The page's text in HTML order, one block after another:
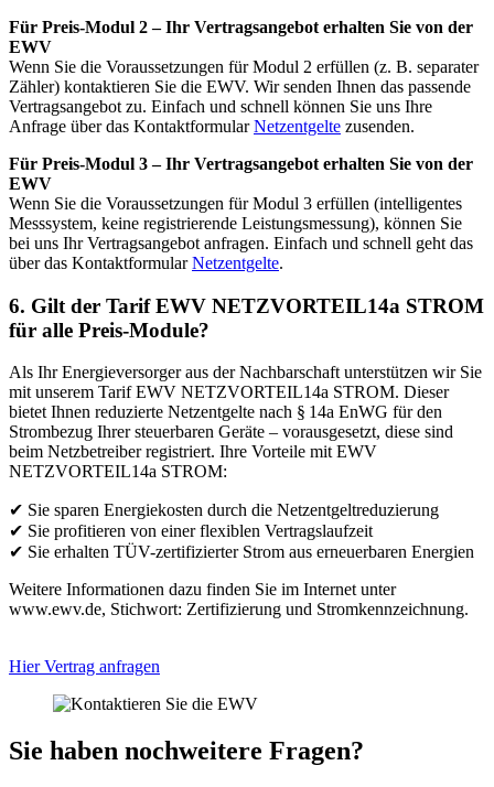
Für Preis-Modul 2 – Ihr Vertragsangebot erhalten Sie von der
EWV
Wenn Sie die Voraussetzungen für Modul 2 erfüllen (z. B. separater
Zähler) kontaktieren Sie die EWV. Wir senden Ihnen das passende
Vertragsangebot zu. Einfach und schnell können Sie uns Ihre
Anfrage über das KontaktformularNetzentgelte zusenden.
Für Preis-Modul 3 – Ihr Vertragsangebot erhalten Sie von der
EWV
Wenn Sie die Voraussetzungen für Modul 3 erfüllen (intelligentes
Messsystem, keine registrierende Leistungsmessung), können Sie
bei uns Ihr Vertragsangebot anfragen. Einfach und schnell geht das
über das KontaktformularNetzentgelte.
6. Gilt der Tarif EWV NETZVORTEIL14a STROM
für alle Preis-Module?
Als Ihr Energieversorger aus der Nachbarschaft unterstützen wir Sie
mit unserem Tarif EWV NETZVORTEIL14a STROM. Dieser
bietet Ihnen reduzierte Netzentgelte nach § 14a EnWG für den
Strombezug Ihrer steuerbaren Geräte – vorausgesetzt, diese sind
beim Netzbetreiber registriert. Ihre Vorteile mit EWV
NETZVORTEIL14a STROM:
✔ Sie sparen Energiekosten durch die Netzentgeltreduzierung
✔ Sie profitieren von einer flexiblen Vertragslaufzeit
✔ Sie erhalten TÜV-zertifizierter Strom aus erneuerbaren Energien
Weitere Informationen dazu finden Sie im Internet unter
www.ewv.de, Stichwort: Zertifizierung und Stromkennzeichnung.
Hier Vertrag anfragen
Sie haben nochweitere Fragen?